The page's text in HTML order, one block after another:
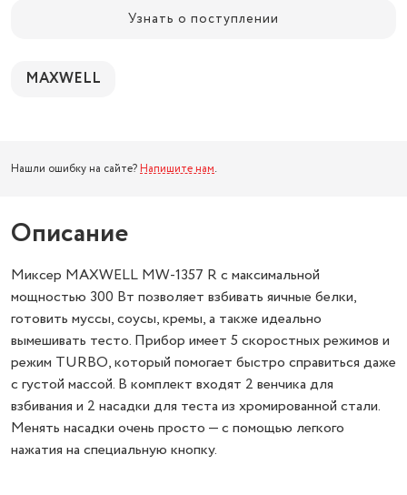
Узнать о поступлении
MAXWELL
Нашли ошибку на сайте? Напишите нам.
Описание
Миксер MAXWELL MW-1357 R с максимальной
мощностью 300 Вт позволяет взбивать яичные белки,
готовить муссы, соусы, кремы, а также идеально
вымешивать тесто. Прибор имеет 5 скоростных режимов и
режим TURBO, который помогает быстро справиться даже
с густой массой. В комплект входят 2 венчика для
взбивания и 2 насадки для теста из хромированной стали.
Менять насадки очень просто — с помощью легкого
нажатия на специальную кнопку.